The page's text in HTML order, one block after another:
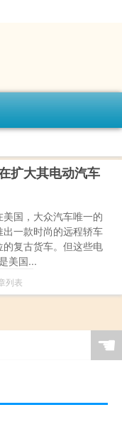
扩大其电动汽车
国，大众汽车唯一的
一款时尚的远程轿车
复古货车。但这些电
美国...
列表
☚